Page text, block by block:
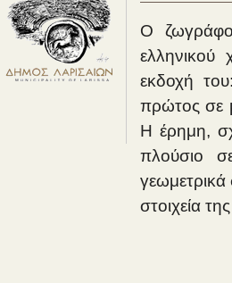
Ο
ελληνικού
εκδοχή
πρώτος σε
Η έρημη,
πλούσιο
γεωμετρικά
στοιχεία